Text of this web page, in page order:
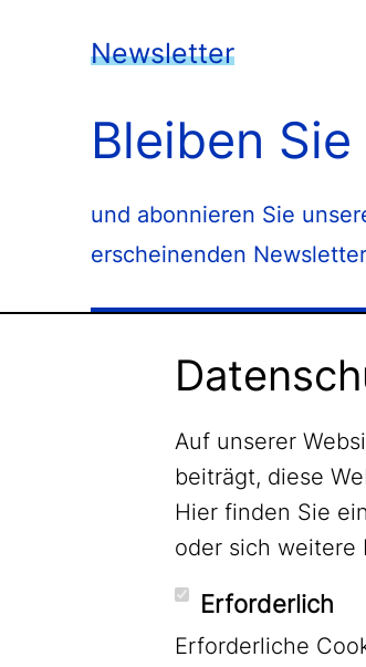
Newsletter
Bleiben
und abonnieren Sie
erscheinenden
Auf unserer
beiträgt, diese
Hier finden Sie
oder sich weitere
Erforderlich
Erforderliche